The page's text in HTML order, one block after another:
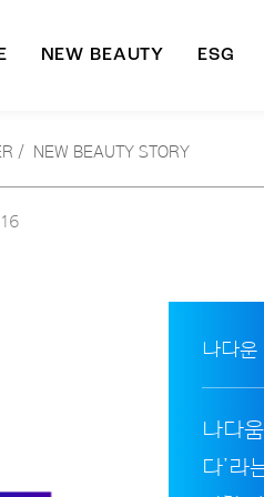
NEW BEAUTY ESG
/ NEW BEAUTY STORY
나다운
나다
다’라